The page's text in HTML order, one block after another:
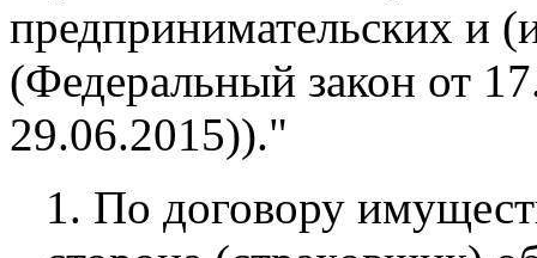
предпринимательских и
(Федеральный закон от
29.06.2015))."
1. По договору